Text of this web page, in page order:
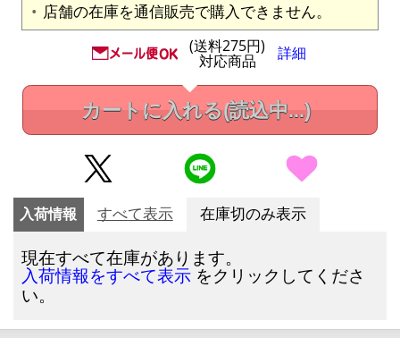
店舗の在庫を通信販売で購入できません。
(送料275円)
対応商品 詳細
カートに入れる(読込中...)
入荷情報 すべて表示 在庫切のみ表示
現在すべて在庫があります。
入荷情報をすべて表示 をクリックしてくださ
い。